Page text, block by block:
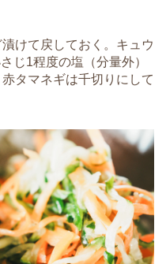
けて戻しておく。キュウ
じ1程度の塩（分量外）
タマネギは千切りにして